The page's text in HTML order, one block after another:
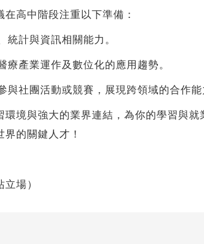
高中階段注重以下準備：
統計與資訊相關能力。
療產業運作及數位化的應用趨勢。
與社團活動或競賽，展現跨領域的合作能
與強大的業界連結，為你的學習與就
的關鍵人才！
場）